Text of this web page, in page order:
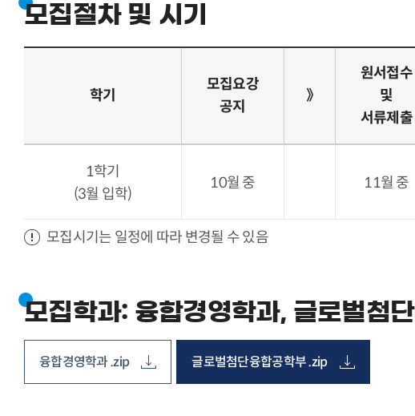
모집절차 및 시기
학기
모집요강
공지
》
원서접수
및
서류제출
1학기
(3월 입학)
10월 중 11월 중
모집시기는 일정에 따라 변경될 수 있음
모집학과: 융합경영학과, 글로벌첨
융합경영학과 .zip 글로벌첨단융합공학부 .zip